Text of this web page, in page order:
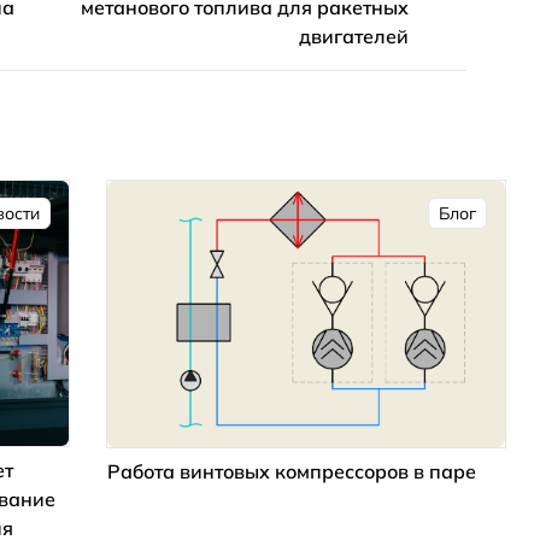
метанового топлива для ракетных
двигателей
Блог
Работа винтовых компрессоров в паре